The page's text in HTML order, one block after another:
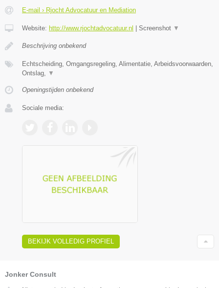
E-mail › Rjocht Advocatuur en Mediation
Website: http://www.rjochtadvocatuur.nl Screenshot ▼
Beschrijving onbekend
Echtscheiding, Omgangsregeling, Alimentatie, Arbeidsvoorwaarden,
Ontslag, ▼
Openingstijden onbekend
Sociale media:
BEKIJK VOLLEDIG PROFIEL
Jonker Consult